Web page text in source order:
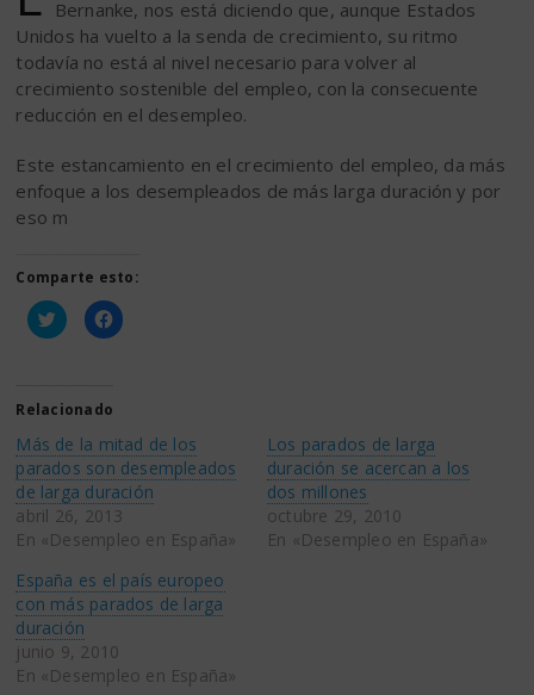
Bernanke, nos está diciendo que, aunque Estados
Unidos ha vuelto a la senda de crecimiento, su ritmo
todavía no está al nivel necesario para volver al
crecimiento sostenible del empleo, con la consecuente
reducción en el desempleo.
Este estancamiento en el crecimiento del empleo, da más
enfoque a los desempleados de más larga duración y por
eso m
Comparte esto:
Haz
clic
(Se
abre
una
ventana
nueva)
Haz
clic
una
ventana
nueva)
Relacionado
Más de la mitad de los
parados son desempleados
de larga duración
abril 26, 2013
En «Desempleo en España»
Los parados de larga
duración se acercan a los
dos millones
octubre 29, 2010
En «Desempleo en España»
España es el país europeo
con más parados de larga
duración
junio 9, 2010
En «Desempleo en España»